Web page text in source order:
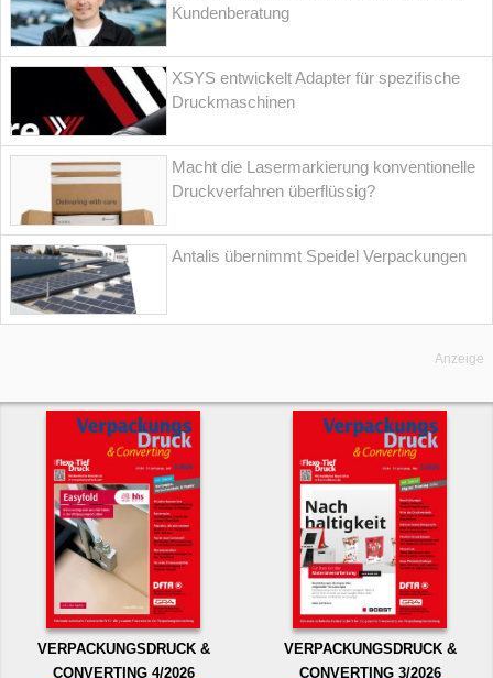
Kundenberatung
XSYS entwickelt Adapter für spezifische
Druckmaschinen
Macht die Lasermarkierung konventionelle
Druckverfahren überflüssig?
Antalis übernimmt Speidel Verpackungen
Anzeige
VERPACKUNGSDRUCK &
CONVERTING 4/2026
VERPACKUNGSDRUCK &
CONVERTING 3/2026